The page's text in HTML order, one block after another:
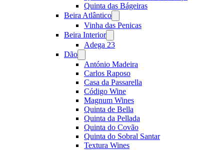
Quinta das Bágeiras
Beira Atlântico
menu
Vinha das Penicas
Beira Interior
menu
Adega 23
Dão
menu
António Madeira
Carlos Raposo
Casa da Passarella
Código Wine
Magnum Wines
Quinta de Bella
Quinta da Pellada
Quinta do Covão
Quinta do Sobral Santar
Textura Wines